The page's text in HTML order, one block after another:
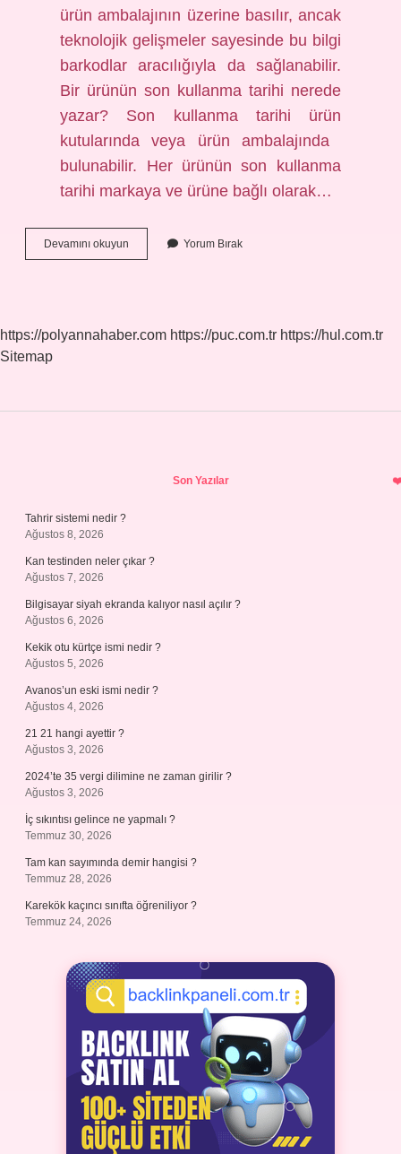
ürün ambalajının üzerine basılır, ancak
teknolojik gelişmeler sayesinde bu bilgi
barkodlar aracılığıyla da sağlanabilir.
Bir ürünün son kullanma tarihi nerede
yazar? Son kullanma tarihi ürün
kutularında veya ürün ambalajında ​​
bulunabilir. Her ürünün son kullanma
tarihi markaya ve ürüne bağlı olarak…
Devamını okuyun
Son
Yorum Bırak
https://polyannahaber.com https://puc.com.tr https://hul.com.tr
Sitemap
Son Yazılar
Tahrir sistemi nedir ?
Ağustos 8, 2026
Kan testinden neler çıkar ?
Ağustos 7, 2026
Bilgisayar siyah ekranda kalıyor nasıl açılır ?
Ağustos 6, 2026
Kekik otu kürtçe ismi nedir ?
Ağustos 5, 2026
Avanos’un eski ismi nedir ?
Ağustos 4, 2026
21 21 hangi ayettir ?
Ağustos 3, 2026
2024’te 35 vergi dilimine ne zaman girilir ?
Ağustos 3, 2026
İç sıkıntısı gelince ne yapmalı ?
Temmuz 30, 2026
Tam kan sayımında demir hangisi ?
Temmuz 28, 2026
Karekök kaçıncı sınıfta öğreniliyor ?
Temmuz 24, 2026